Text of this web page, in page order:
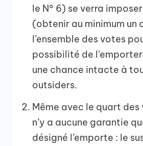
le N° 6) se verra
(obtenir au minimum un
l’ensemble des votes
possibilité de
une chance intacte à
outsiders.
Même avec le quart des
n’y a aucune garantie
désigné l’emporte : le